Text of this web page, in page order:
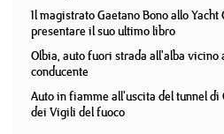
Il magistrato Gaetano Bono allo Yacht
presentare il suo ultimo libro
Olbia, auto fuori strada all'alba vicino
conducente
Auto in fiamme all'uscita del tunnel
dei Vigili del fuoco